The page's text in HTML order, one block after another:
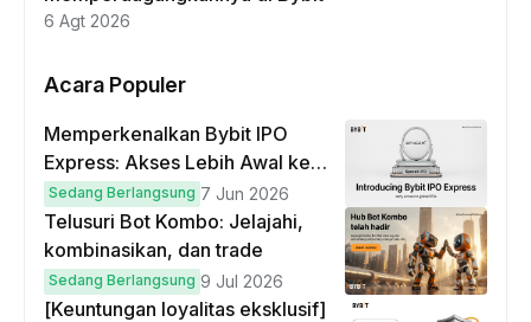
6 Agt 2026
Acara Populer
Memperkenalkan Bybit IPO
Express: Akses Lebih Awal ke
IPO Global!
Sedang Berlangsung 7 Jun 2026
Telusuri Bot Kombo: Jelajahi,
kombinasikan, dan trade
Sedang Berlangsung 9 Jul 2026
[Keuntungan loyalitas eksklusif]